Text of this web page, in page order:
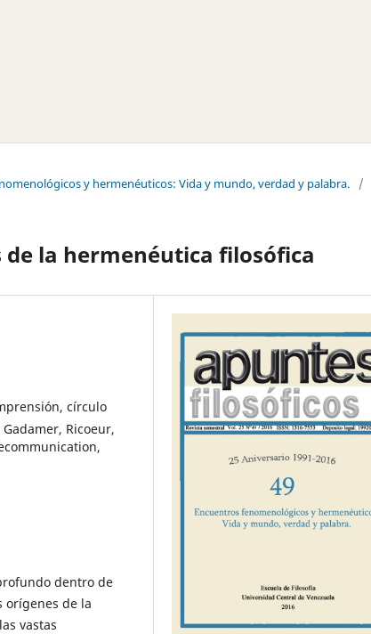
y hermenéuticos: Vida y mundo, verdad y palabra.
/
de la hermenéutica filosófica
círculo
Ricoeur,
dentro de
orígenes de la
vastas